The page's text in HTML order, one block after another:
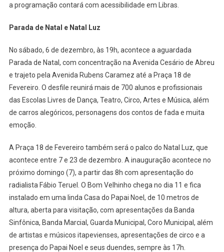
a programação contará com acessibilidade em Libras.
Parada de Natal e Natal Luz
No sábado, 6 de dezembro, às 19h, acontece a aguardada
Parada de Natal, com concentração na Avenida Cesário de Abreu
e trajeto pela Avenida Rubens Caramez até a Praça 18 de
Fevereiro. O desfile reunirá mais de 700 alunos e profissionais
das Escolas Livres de Dança, Teatro, Circo, Artes e Música, além
de carros alegóricos, personagens dos contos de fada e muita
emoção.
A Praça 18 de Fevereiro também será o palco do Natal Luz, que
acontece entre 7 e 23 de dezembro. A inauguração acontece no
próximo domingo (7), a partir das 8h com apresentação do
radialista Fábio Teruel. O Bom Velhinho chega no dia 11 e fica
instalado em uma linda Casa do Papai Noel, de 10 metros de
altura, aberta para visitação, com apresentações da Banda
Sinfônica, Banda Marcial, Guarda Municipal, Coro Municipal, além
de artistas e músicos itapevienses, apresentações de circo e a
presença do Papai Noel e seus duendes, sempre às 17h.